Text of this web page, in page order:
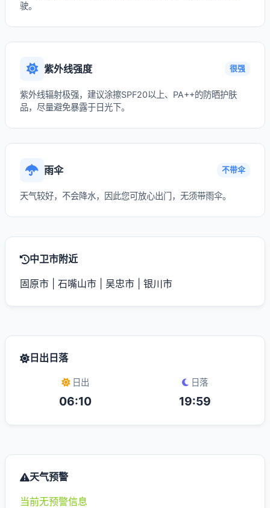
驶。
紫外线强度 很强
紫外线辐射极强，建议涂擦SPF20以上、PA++的防晒护肤
品，尽量避免暴露于日光下。
雨伞 不带伞
天气较好，不会降水，因此您可放心出门，无须带雨伞。
中卫市附近
固原市 石嘴山市 吴忠市 银川市
日出日落
日出
06:10
日落
19:59
天气预警
当前无预警信息